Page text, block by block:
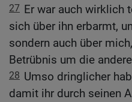
27 Er war auch wirklich
sich über ihn erbarmt,
sondern auch über
Betrübnis um die
28 Umso dringlicher
damit ihr durch seinen